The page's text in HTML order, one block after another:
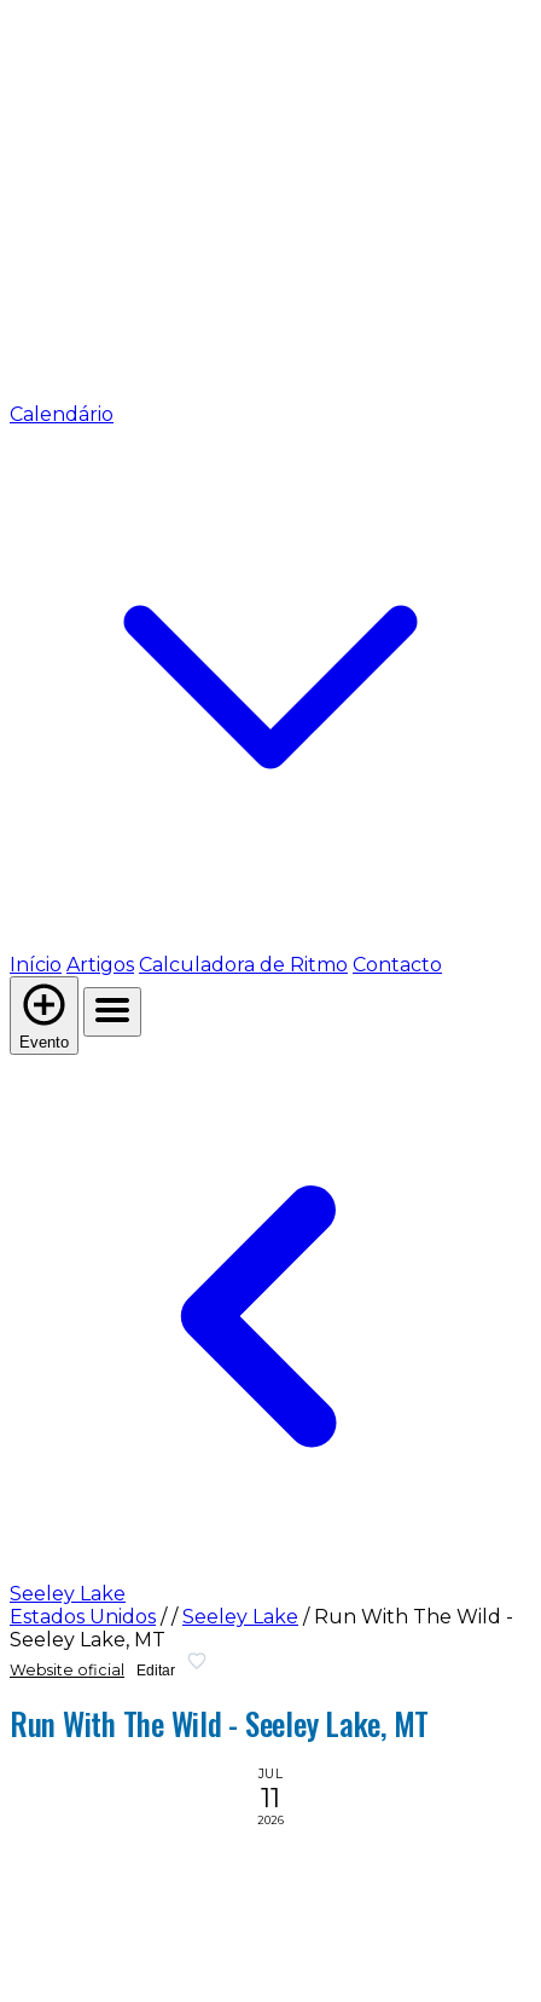
Calendário
Início Artigos Calculadora de Ritmo Contacto
Evento
Seeley Lake
Estados Unidos / / Seeley Lake / Run With The Wild -
Seeley Lake, MT
Website oficial Editar
Run With The Wild - Seeley Lake, MT
JUL
11
2026